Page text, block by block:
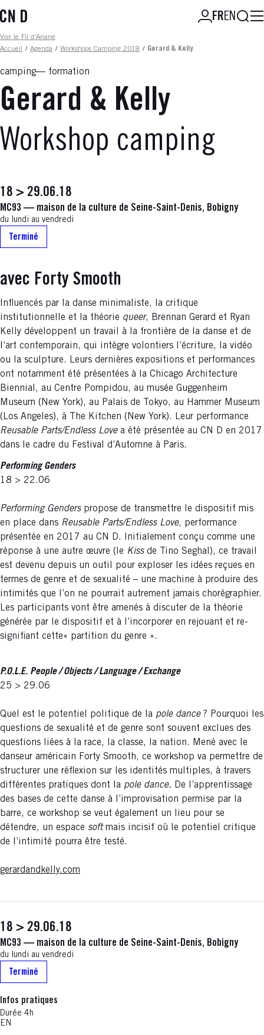
au
principal
FREN
Fil d'ariane
Voir le Fil d'Ariane
Accueil
/ Agenda / Workshops Camping 2018 / Gerard & Kelly
camping formation
Gerard & Kelly
Workshop camping
18 > 29.06.18
MC93 — maison de la culture de Seine-Saint-Denis, Bobigny
du lundi au vendredi
Terminé
avec Forty Smooth
Influencés par la danse minimaliste, la critique
institutionnelle et la théorie queer, Brennan Gerard et Ryan
Kelly développent un travail à la frontière de la danse et de
l’art contemporain, qui intègre volontiers l’écriture, la vidéo
ou la sculpture. Leurs dernières expositions et performances
ont notamment été présentées à la Chicago Architecture
Biennial, au Centre Pompidou, au musée Guggenheim
Museum (New York), au Palais de Tokyo, au Hammer Museum
(Los Angeles), à The Kitchen (New York). Leur performance
Reusable Parts/Endless Love a été présentée au CN D en 2017
dans le cadre du Festival d’Automne à Paris.
Performing Genders
18 > 22.06
Performing Genders propose de transmettre le dispositif mis
en place dans Reusable Parts/Endless Love, performance
présentée en 2017 au CN D. Initialement conçu comme une
réponse à une autre œuvre (le Kiss de Tino Seghal), ce travail
est devenu depuis un outil pour exploser les idées reçues en
termes de genre et de sexualité – une machine à produire des
intimités que l’on ne pourrait autrement jamais chorégraphier.
Les participants vont être amenés à discuter de la théorie
générée par le dispositif et à l’incorporer en rejouant et re-
signifiant cette« partition du genre ».
P.O.L.E. People / Objects / Language / Exchange
25 > 29.06
Quel est le potentiel politique de la pole dance ? Pourquoi les
questions de sexualité et de genre sont souvent exclues des
questions liées à la race, la classe, la nation. Mené avec le
danseur américain Forty Smooth, ce workshop va permettre de
structurer une réflexion sur les identités multiples, à travers
différentes pratiques dont la pole dance. De l’apprentissage
des bases de cette danse à l’improvisation permise par la
barre, ce workshop se veut également un lieu pour se
détendre, un espace softmais incisif où le potentiel critique
de l’intimité pourra être testé.
gerardandkelly.com
18 > 29.06.18
MC93 — maison de la culture de Seine-Saint-Denis, Bobigny
du lundi au vendredi
Terminé
Infos pratiques
Durée 4h
EN